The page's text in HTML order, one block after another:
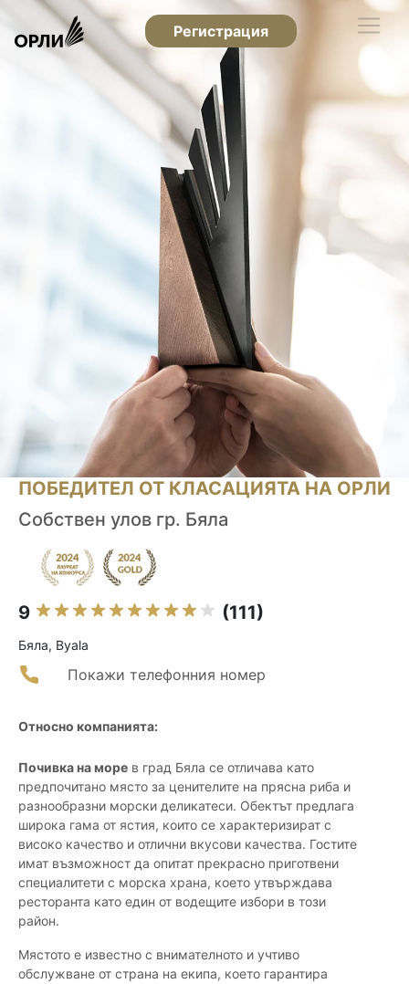
Регистрация
ПОБЕДИТЕЛ ОТ КЛАСАЦИЯТА НА ОРЛИ
Собствен улов гр. Бяла
9 (111)
Бяла, Byala
Покажи телефонния номер
Относно компанията:
Почивка на море в град Бяла се отличава като
предпочитано място за ценителите на прясна риба и
разнообразни морски деликатеси. Обектът предлага
широка гама от ястия, които се характеризират с
високо качество и отлични вкусови качества. Гостите
имат възможност да опитат прекрасно приготвени
специалитети с морска храна, което утвърждава
ресторанта като един от водещите избори в този
район.
Мястото е известно с внимателното и учтиво
обслужване от страна на екипа, което гарантира